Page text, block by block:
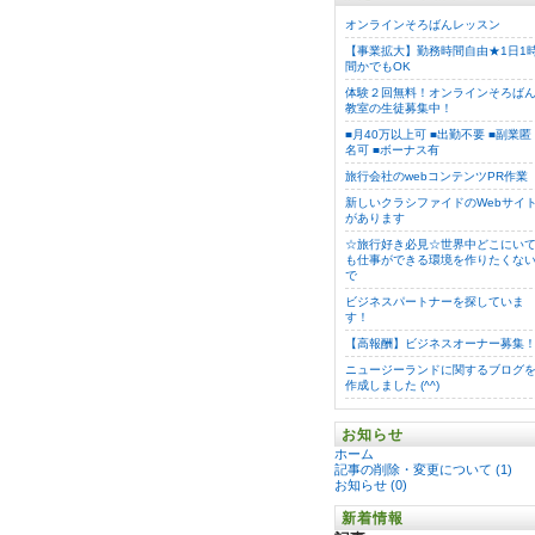
オンラインそろばんレッスン
【事業拡大】勤務時間自由★1日1
間かでもOK
体験２回無料！オンラインそろばん
教室の生徒募集中！
■月40万以上可 ■出勤不要 ■副業匿
名可 ■ボーナス有
旅行会社のwebコンテンツPR作業
新しいクラシファイドのWebサイト
があります
☆旅行好き必見☆世界中どこにいて
も仕事ができる環境を作りたくない
で
ビジネスパートナーを探していま
す！
【高報酬】ビジネスオーナー募集！
ニュージーランドに関するブログを
作成しました (^^)
お知らせ
ホーム
記事の削除・変更について (1)
お知らせ (0)
新着情報